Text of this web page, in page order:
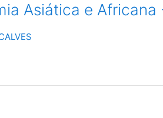
Asiática e Africana